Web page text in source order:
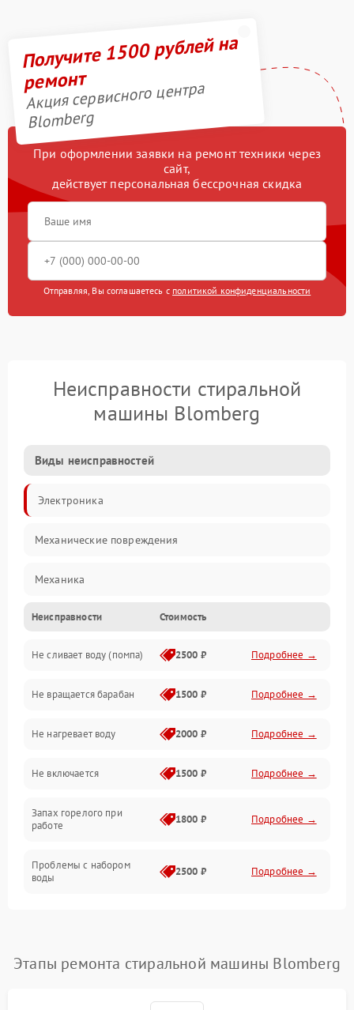
Получите 1500 рублей на
ремонт
Акция сервисного центра
Blomberg
При оформлении заявки на ремонт техники через
сайт,
действует персональная бессрочная скидка
Отправляя, Вы соглашаетесь с политикой конфиденциальности
Неисправности стиральной
машины Blomberg
Виды неисправностей
Электроника
Механические повреждения
Механика
Электропитание
Водоснабжение
Слив
Программное обеспечение
Неисправности Стоимость
Не сливает воду (помпа) 2500 ₽ Подробнее →
Не вращается барабан 1500 ₽ Подробнее →
Не нагревает воду 2000 ₽ Подробнее →
Не включается 1500 ₽ Подробнее →
Запах горелого при
работе
1800 ₽ Подробнее →
Проблемы с набором
воды
2500 ₽ Подробнее →
2200 ₽ Подробнее →
Этапы ремонта стиральной машины Blomberg